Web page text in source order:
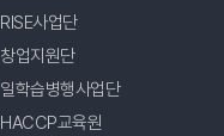
RISE사업단
창업지원단
일학습병행사업단
HACCP교육원